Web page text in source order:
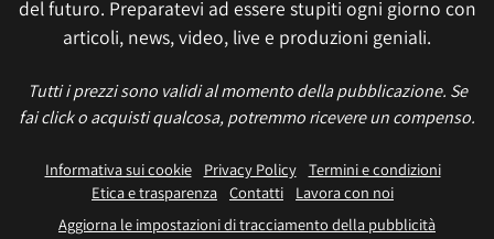
del futuro. Preparatevi ad essere stupiti ogni giorno con
articoli, news, video, live e produzioni geniali.
Tutti i prezzi sono validi al momento della pubblicazione. Se
fai click o acquisti qualcosa, potremmo ricevere un compenso.
Informativa sui cookie Privacy Policy
Termini e condizioni
Etica e trasparenza Contatti
Lavora con noi
Aggiorna le impostazioni di tracciamento della pubblicità